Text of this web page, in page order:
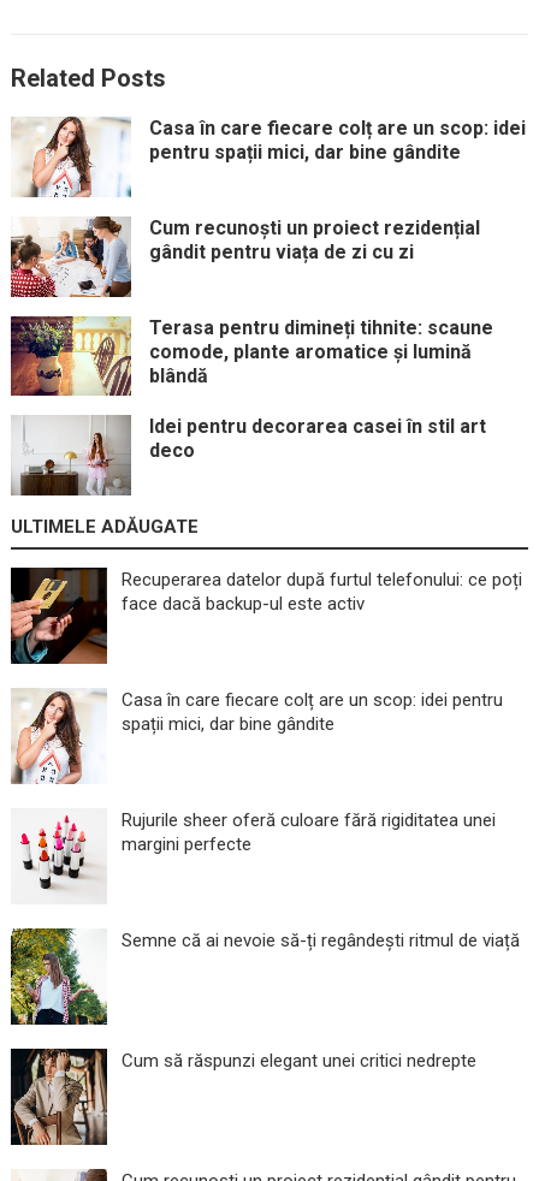
Related Posts
Casa în care fiecare colț are un scop: idei
pentru spații mici, dar bine gândite
Cum recunoști un proiect rezidențial
gândit pentru viața de zi cu zi
Terasa pentru dimineți tihnite: scaune
comode, plante aromatice și lumină
blândă
Idei pentru decorarea casei în stil art
deco
ULTIMELE ADĂUGATE
Recuperarea datelor după furtul telefonului: ce poți
face dacă backup-ul este activ
Casa în care fiecare colț are un scop: idei pentru
spații mici, dar bine gândite
Rujurile sheer oferă culoare fără rigiditatea unei
margini perfecte
Semne că ai nevoie să-ți regândești ritmul de viață
Cum să răspunzi elegant unei critici nedrepte